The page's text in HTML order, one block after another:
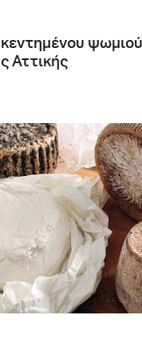
Αττικής